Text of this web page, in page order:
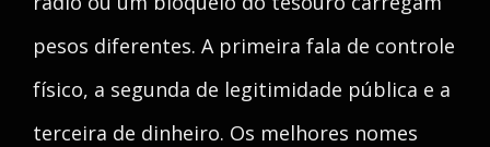
pesos diferentes. A primeira fala de controle
físico, a segunda de legitimidade pública e a
terceira de dinheiro. Os melhores nomes